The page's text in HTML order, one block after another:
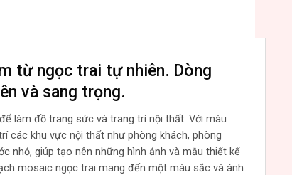
từ ngọc trai tự nhiên. Dòng
và sang trọng.
làm đồ trang sức và trang trí nội thất. Với màu
các khu vực nội thất như phòng khách, phòng
nhỏ, giúp tạo nên những hình ảnh và mẫu thiết kế
mosaic ngọc trai mang đến một màu sắc và ánh